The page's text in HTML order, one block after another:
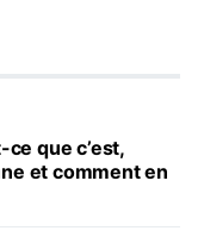
ce que c’est,
et comment en